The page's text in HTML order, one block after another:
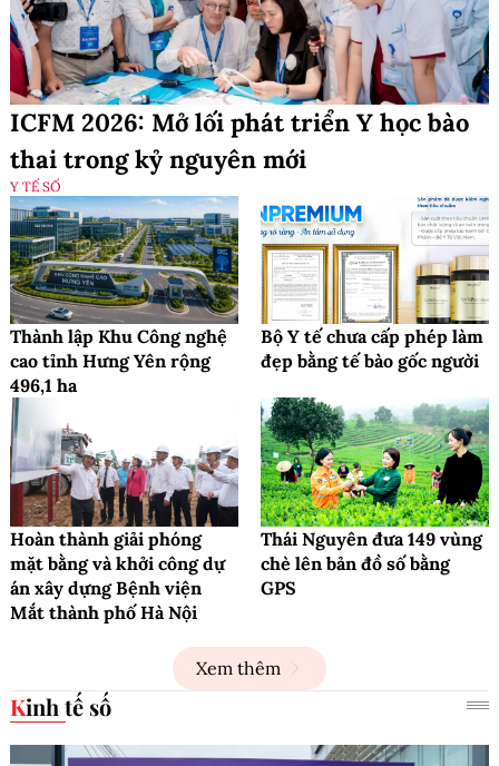
ICFM 2026: Mở lối phát triển Y học bào
thai trong kỷ nguyên mới
Y TẾ SỐ
Thành lập Khu Công nghệ
cao tỉnh Hưng Yên rộng
496,1 ha
Bộ Y tế chưa cấp phép làm
đẹp bằng tế bào gốc người
Hoàn thành giải phóng
mặt bằng và khởi công dự
án xây dựng Bệnh viện
Mắt thành phố Hà Nội
Thái Nguyên đưa 149 vùng
chè lên bản đồ số bằng
GPS
Xem thêm
Kinh tế số